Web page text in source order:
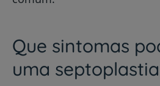
Que sintomas
uma